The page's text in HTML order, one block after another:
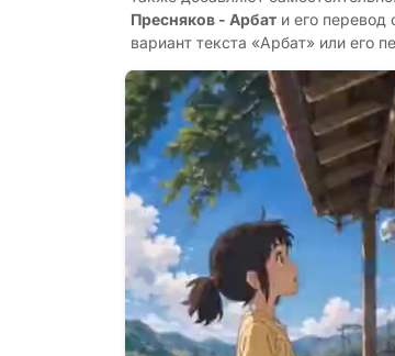
Пресняков - Арбат и его
вариант текста «Арбат» или его